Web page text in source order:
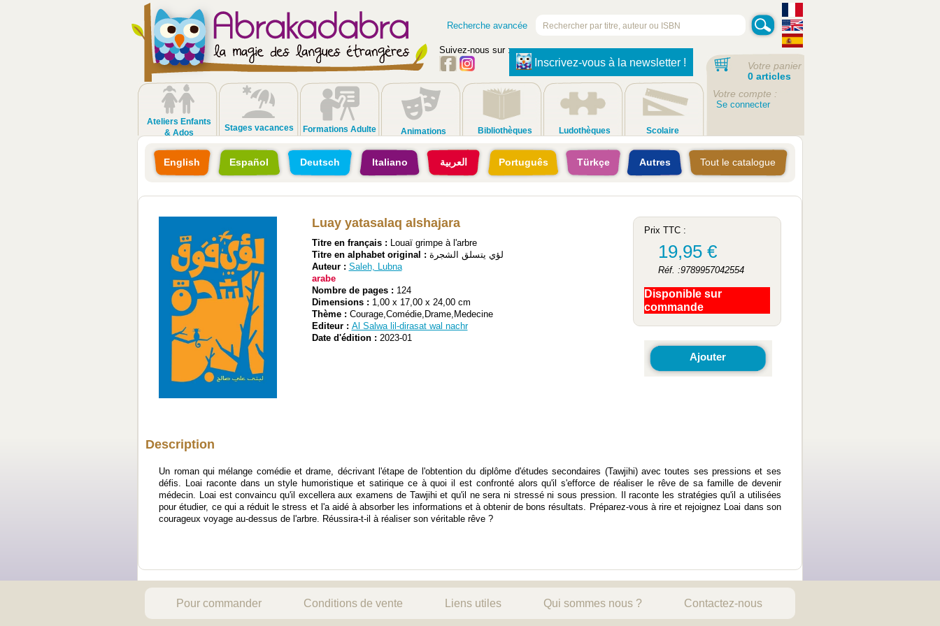
Recherche avancée
Suivez-nous sur :
Inscrivez-vous à la newsletter !
Ateliers Enfants
& Ados
Stages vacances Formations Adulte Animations Bibliothèques Ludothèques Scolaire
Votre panier
0 articles
Votre compte :
Se connecter
English Español Deutsch Italiano العربية Português Türkçe Autres Tout le catalogue
Luay yatasalaq alshajara
Titre en français : Louaï grimpe à l'arbre
Titre en alphabet original : لؤي يتسلق الشجرة
Auteur : Saleh, Lubna
arabe
Nombre de pages : 124
Dimensions : 1,00 x 17,00 x 24,00 cm
Thème : Courage,Comédie,Drame,Medecine
Editeur : Al Salwa lil-dirasat wal nachr
Date d'édition : 2023-01
Prix TTC :
19,95 €
Réf. :9789957042554
Disponible sur
commande
Ajouter
Description
Un roman qui mélange comédie et drame, décrivant l'étape de l'obtention du diplôme d'études secondaires (Tawjihi) avec toutes ses pressions et ses
défis. Loai raconte dans un style humoristique et satirique ce à quoi il est confronté alors qu'il s'efforce de réaliser le rêve de sa famille de devenir
médecin. Loai est convaincu qu'il excellera aux examens de Tawjihi et qu'il ne sera ni stressé ni sous pression. Il raconte les stratégies qu'il a utilisées
pour étudier, ce qui a réduit le stress et l'a aidé à absorber les informations et à obtenir de bons résultats. Préparez-vous à rire et rejoignez Loai dans son
courageux voyage au-dessus de l'arbre. Réussira-t-il à réaliser son véritable rêve ?
Pour commander Conditions de vente Liens utiles Qui sommes nous ? Contactez-nous